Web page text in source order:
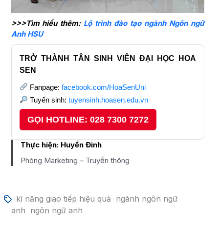
>>>Tìm hiểu thêm:Lộ trình đào tạo ngành Ngôn ngữ
Anh HSU
TRỞ THÀNH TÂN SINH VIÊN ĐẠI HỌC HOA
SEN
Fanpage: facebook.com/HoaSenUni
Tuyển sinh: tuyensinh.hoasen.edu.vn
GỌI HOTLINE: 028 7300 7272
Thực hiện: Huyền Đinh
Phòng Marketing – Truyền thông
kĩ năng giao tiếp hiệu quả ngành ngôn ngữ
anh ngôn ngữ anh